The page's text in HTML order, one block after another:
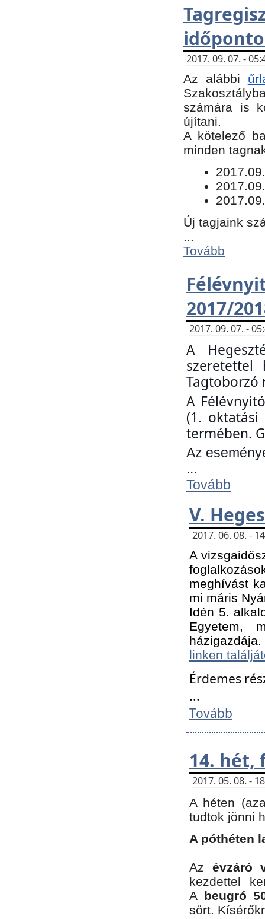
2017. 09. 07. -
Az alábbi
számára is
újítani.
​A kötelező
minden
Új tagjaink
Tovább
2017/
2017. 09. 07. -
A
Tagtoborzó
A
(1. oktatási
termében.
Az
...
Tovább
V.
2017. 06. 08. -
A
meghívást
mi máris
Idén 5.
Egyetem,
linken
Érdemes
...
Tovább
14. hét,
2017. 05. 08. -
A héten
tudtok jönni
A póthéten
Az évzáró
kezdettel
A beugró
sört.